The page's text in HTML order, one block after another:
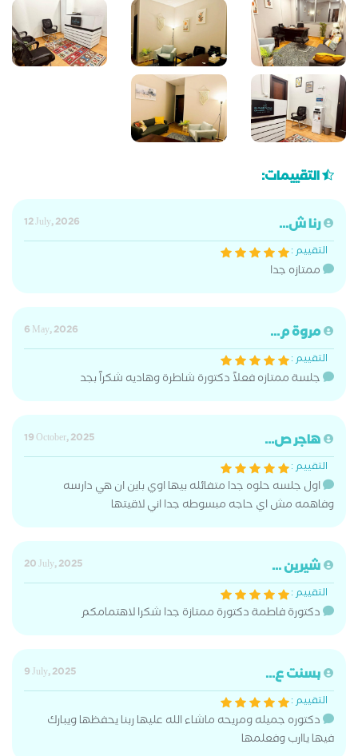
التقييمات:
رنا ش...
12 July, 2026
التقييم :
ممتازه جدا
مروة م...
6 May, 2026
التقييم :
جلسة ممتازه فعلاً دكتورة شاطرة وهاديه شكراً بجد
هاجر ص...
19 October, 2025
التقييم :
اول جلسه حلوه جدا متفائله بيها اوي باين ان هي دارسه
وفاهمه مش اي حاجه مبسوطه جدا اني لاقيتها
شيرين ...
20 July, 2025
التقييم :
دكتورة فاطمة دكتورة ممتازة جدا شكرا لاهتمامكم
بسنت ع...
9 July, 2025
التقييم :
دكتوره جميله ومريحه ماشاء الله عليها ربنا يحفظها ويبارك
فيها ياارب وفعلمها